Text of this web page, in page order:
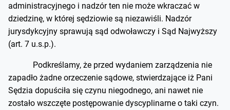
administracyjnego i nadzór ten nie może wkraczać w
dziedzinę, w której sędziowie są niezawiśli. Nadzór
jurysdykcyjny sprawują sąd odwoławczy i Sąd Najwyższy
(art. 7 u.s.p.).
Podkreślamy, że przed wydaniem zarządzenia nie
zapadło żadne orzeczenie sądowe, stwierdzające iż Pani
Sędzia dopuściła się czynu niegodnego, ani nawet nie
zostało wszczęte postępowanie dyscyplinarne o taki czyn.